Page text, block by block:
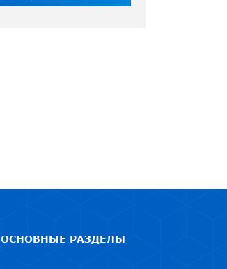
ОСНОВНЫЕ РАЗДЕЛЫ